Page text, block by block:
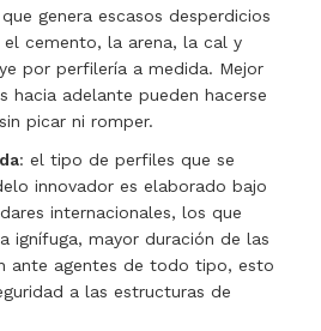
genera escasos desperdicios
cemento, la arena, la cal y
por perfilería a medida. Mejor
hacia adelante pueden hacerse
picar ni romper.
: el tipo de perfiles que se
innovador es elaborado bajo
internacionales, los que
ignífuga, mayor duración de las
ante agentes de todo tipo, esto
a las estructuras de